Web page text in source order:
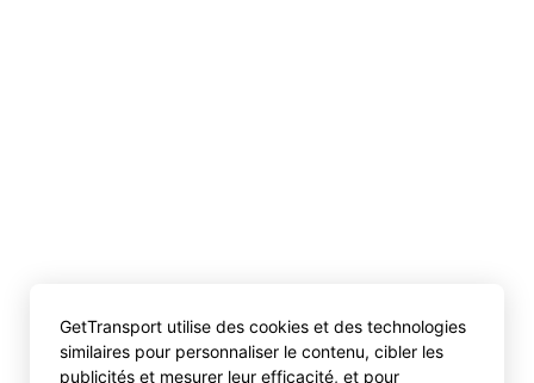
GetTransport utilise des cookies et des technologies
similaires pour personnaliser le contenu, cibler les
publicités et mesurer leur efficacité, et pour